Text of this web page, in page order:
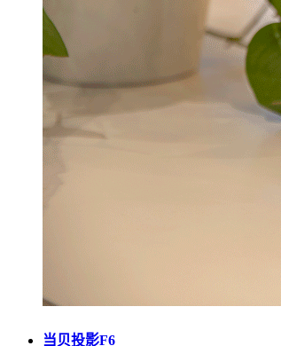
当贝投影F6